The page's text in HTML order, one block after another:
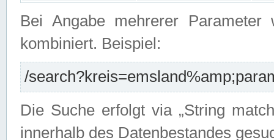
Bei Angabe mehrerer Parameter
kombiniert. Beispiel:
/
Die Suche erfolgt via „String
innerhalb des Datenbestandes